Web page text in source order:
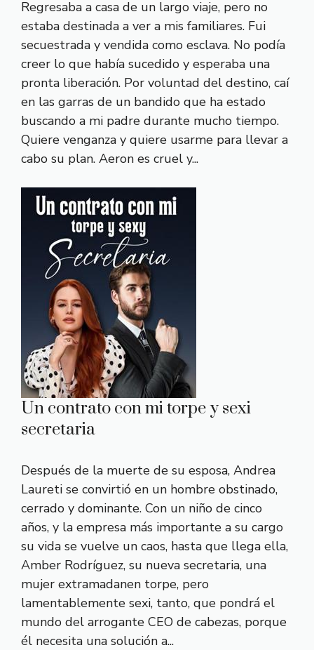
Regresaba a casa de un largo viaje, pero no
estaba destinada a ver a mis familiares. Fui
secuestrada y vendida como esclava. No podía
creer lo que había sucedido y esperaba una
pronta liberación. Por voluntad del destino, caí
en las garras de un bandido que ha estado
buscando a mi padre durante mucho tiempo.
Quiere venganza y quiere usarme para llevar a
cabo su plan. Aeron es cruel y...
Un contrato con mi torpe y sexi
secretaria
Después de la muerte de su esposa, Andrea
Laureti se convirtió en un hombre obstinado,
cerrado y dominante. Con un niño de cinco
años, y la empresa más importante a su cargo
su vida se vuelve un caos, hasta que llega ella,
Amber Rodríguez, su nueva secretaria, una
mujer extramadanen torpe, pero
lamentablemente sexi, tanto, que pondrá el
mundo del arrogante CEO de cabezas, porque
él necesita una solución a...